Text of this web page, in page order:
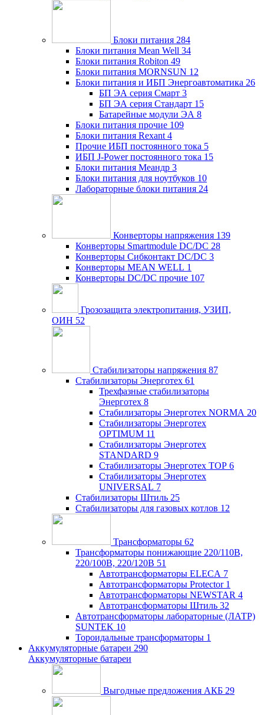
Блоки питания 284
Блоки питания Mean Well 34
Блоки питания Robiton 49
Блоки питания MORNSUN 12
Блоки питания и ИБП Энергоавтоматика 26
БП ЭА серия Смарт 3
БП ЭА серия Стандарт 15
Батарейные модули ЭА 8
Блоки питания прочие 109
Блоки питания Rexant 4
Прочие ИБП постоянного тока 5
ИБП J-Power постоянного тока 15
Блоки питания Меандр 3
Блоки питания для ноутбуков 10
Лабораторные блоки питания 24
Конверторы напряжения 139
Конверторы Smartmodule DC/DC 28
Конверторы Сибконтакт DC/DC 3
Конверторы MEAN WELL 1
Конверторы DC/DC прочие 107
Грозозащита электропитания, УЗИП,
ОИН 52
Стабилизаторы напряжения 87
Стабилизаторы Энерготех 61
Трехфазные стабилизаторы
Энерготех 8
Стабилизаторы Энерготех NORMA 20
Стабилизаторы Энерготех
OPTIMUM 11
Стабилизаторы Энерготех
STANDARD 9
Стабилизаторы Энерготех TOP 6
Стабилизаторы Энерготех
UNIVERSAL 7
Стабилизаторы Штиль 25
Стабилизаторы для газовых котлов 12
Трансформаторы 62
Трансформаторы понижающие 220/110В,
220/100В, 220/120В 51
Автотрансформаторы ELECA 7
Автотрансформаторы Protector 1
Автотрансформаторы NEWSTAR 4
Автотрансформаторы Штиль 32
Автотрансформаторы лабораторные (ЛАТР)
SUNTEK 10
Тороидальные трансформаторы 1
Аккумуляторные батареи 290
Аккумуляторные батареи
Выгодные предложения АКБ 29